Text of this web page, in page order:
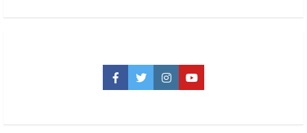
Facebook
TwitterInstagramYouTube